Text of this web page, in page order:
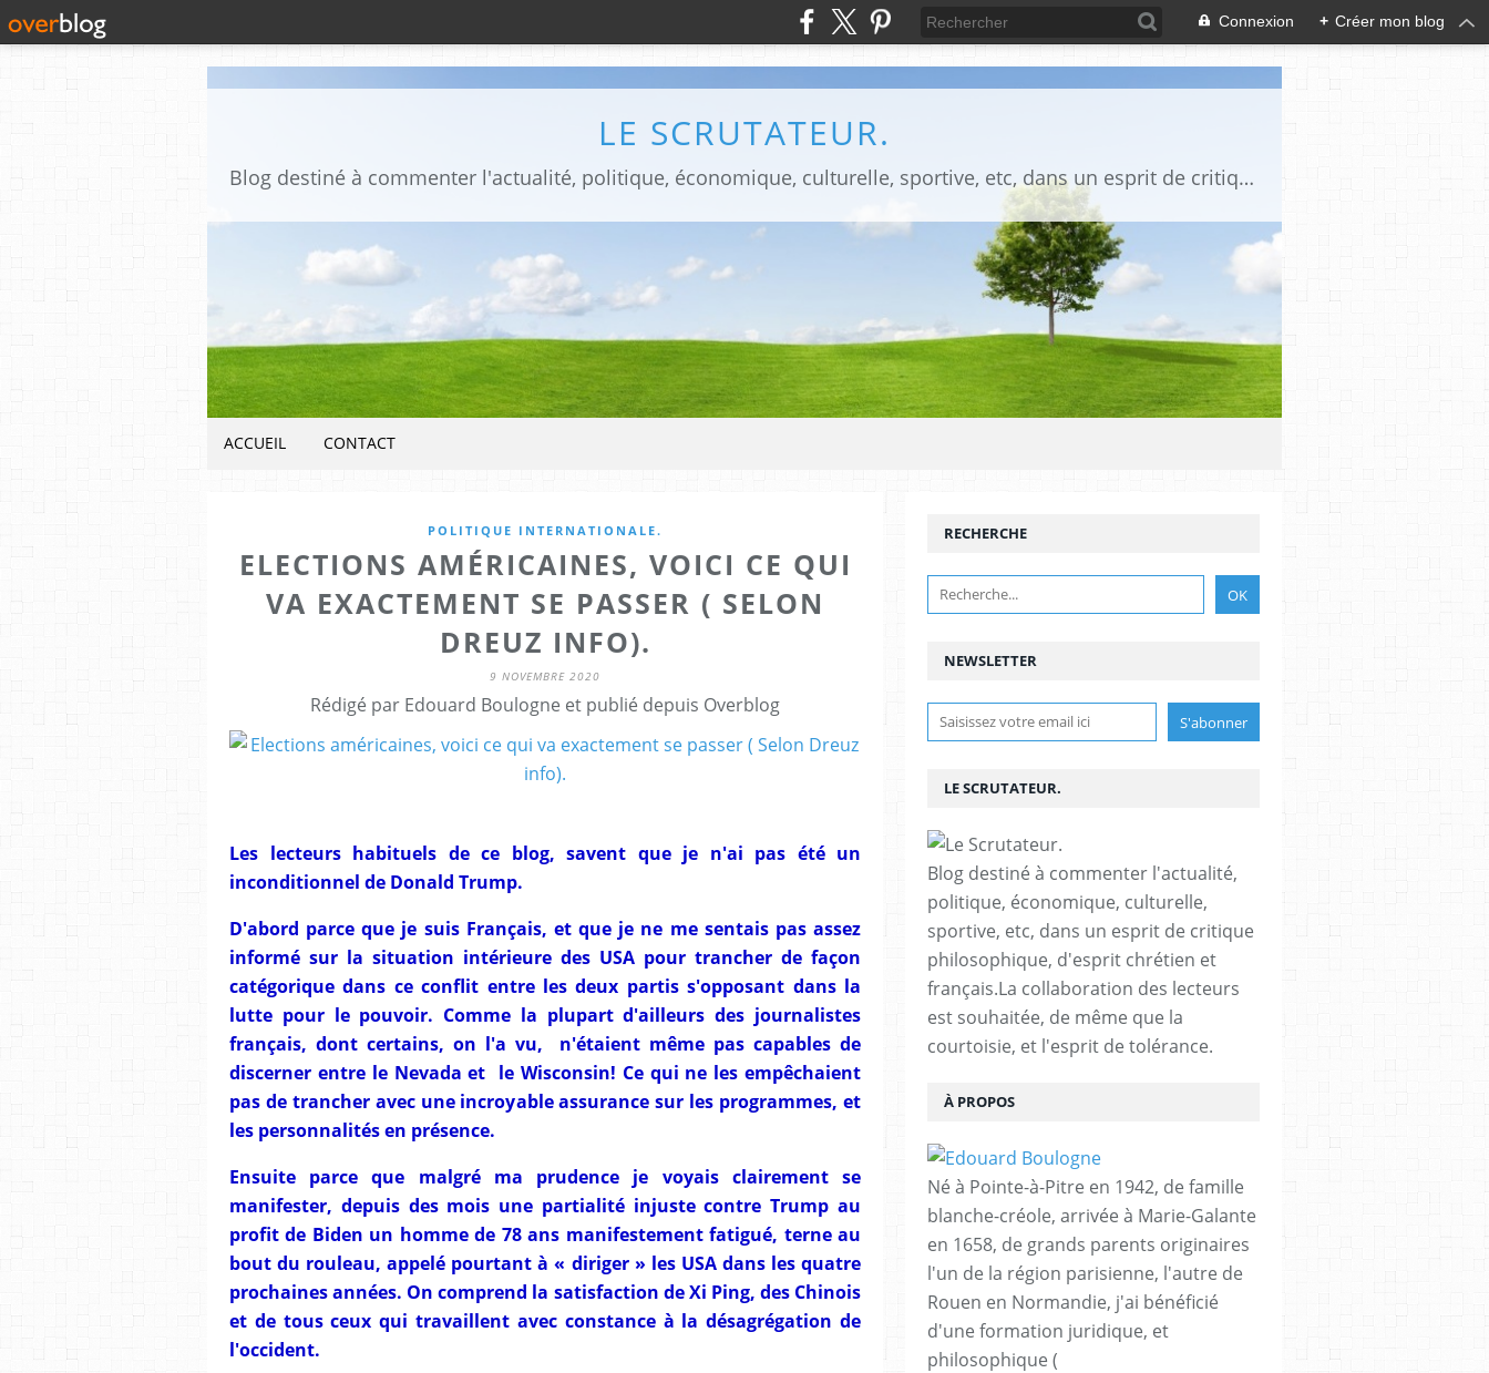
Connexion + Créer mon blog
LE SCRUTATEUR.
Blog destiné à commenter l'actualité, politique, économique, culturelle, sportive, etc, dans un esprit de critique philosophique, d'esprit chrétien et français.La collaboration des lecteurs est souhaitée, de même que la courtoisie, et l'esprit de tolérance.
ACCUEIL CONTACT
POLITIQUE INTERNATIONALE.
ELECTIONS AMÉRICAINES, VOICI CE QUI
VA EXACTEMENT SE PASSER ( SELON
DREUZ INFO).
9 NOVEMBRE 2020
Rédigé par Edouard Boulogne et publié depuis Overblog
Les lecteurs habituels de ce blog, savent que je n'ai pas été un
inconditionnel de Donald Trump.
D'abord parce que je suis Français, et que je ne me sentais pas assez
informé sur la situation intérieure des USA pour trancher de façon
catégorique dans ce conflit entre les deux partis s'opposant dans la
lutte pour le pouvoir. Comme la plupart d'ailleurs des journalistes
français, dont certains, on l'a vu, n'étaient même pas capables de
discerner entre le Nevada et le Wisconsin! Ce qui ne les empêchaient
pas de trancher avec une incroyable assurance sur les programmes, et
les personnalités en présence.
Ensuite parce que malgré ma prudence je voyais clairement se
manifester, depuis des mois une partialité injuste contre Trump au
profit de Biden un homme de 78 ans manifestement fatigué, terne au
bout du rouleau, appelé pourtant à « diriger » les USA dans les quatre
prochaines années. On comprend la satisfaction de Xi Ping, des Chinois
et de tous ceux qui travaillent avec constance à la désagrégation de
l'occident.
NEWSLETTER
RECHERCHE
LE SCRUTATEUR.
Blog destiné à commenter l'actualité,
politique, économique, culturelle,
sportive, etc, dans un esprit de critique
philosophique, d'esprit chrétien et
français.La collaboration des lecteurs
est souhaitée, de même que la
courtoisie, et l'esprit de tolérance.
À PROPOS
Né à Pointe-à-Pitre en 1942, de famille
blanche-créole, arrivée à Marie-Galante
en 1658, de grands parents originaires
l'un de la région parisienne, l'autre de
Rouen en Normandie, j'ai bénéficié
d'une formation juridique, et
philosophique (